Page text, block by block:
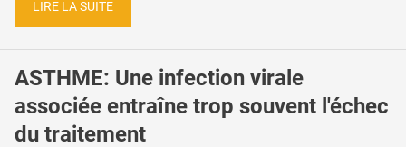
LIRE LA SUITE
ASTHME: Une infection virale
associée entraîne trop souvent l'échec
du traitement